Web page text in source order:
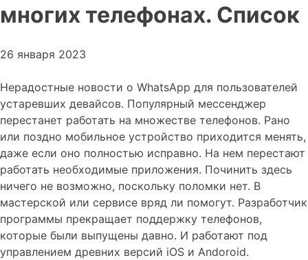
многих телефонах. Список
26 января 2023
Нерадостные новости о WhatsApp для пользователей
устаревших девайсов. Популярный мессенджер
перестанет работать на множестве телефонов. Рано
или поздно мобильное устройство приходится менять,
даже если оно полностью исправно. На нем перестают
работать необходимые приложения. Починить здесь
ничего не возможно, поскольку поломки нет. В
мастерской или сервисе вряд ли помогут. Разработчик
программы прекращает поддержку телефонов,
которые были выпущены давно. И работают под
управлением древних версий iOS и Andoroid.